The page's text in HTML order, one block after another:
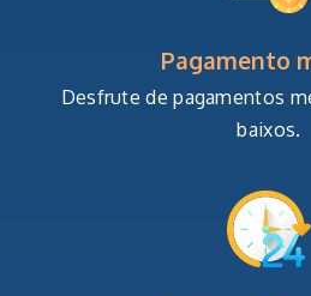
Pagamento
Desfrute de pagamentos
baixos.